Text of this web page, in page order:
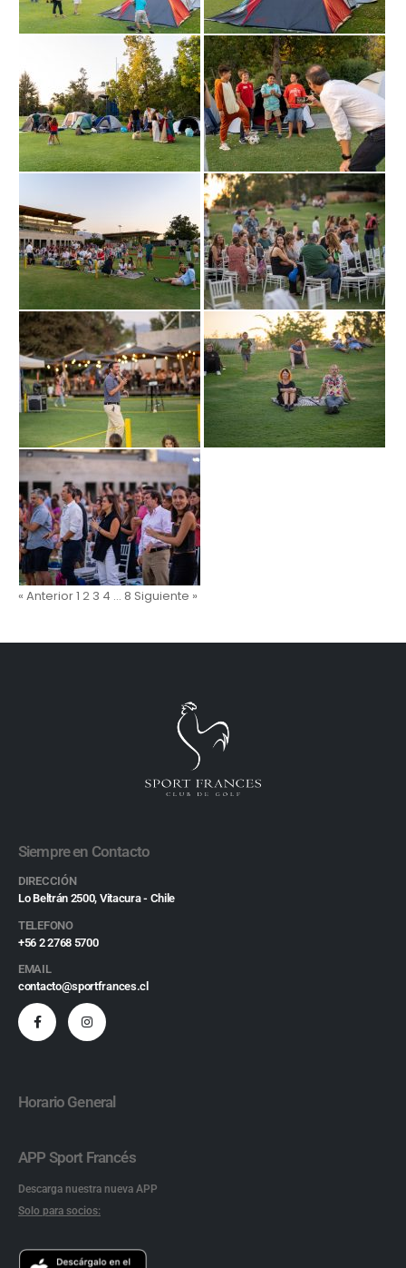
« Anterior1 2 3 4 … 8 Siguiente »
Siempre en Contacto
DIRECCIÓN
Lo Beltrán 2500, Vitacura - Chile
TELEFONO
+56 2 2768 5700
EMAIL
contacto@sportfrances.cl
Horario General
APP Sport Francés
Descarga nuestra nueva APP
Solo para socios: